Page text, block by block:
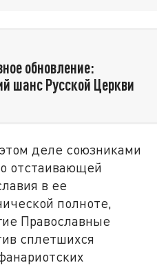
обновление:
шанс Русской Церкви
деле союзниками
отстаивающей
в ее
полноте,
Православные
сплетшихся